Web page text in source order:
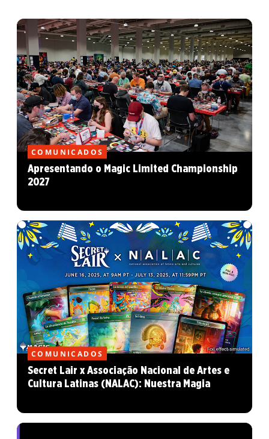
COMUNICADOS
Apresentando o Magic Limited Championship
2027
COMUNICADOS
Secret Lair x Associação Nacional de Artes e
Cultura Latinas (NALAC): Nuestra Magia